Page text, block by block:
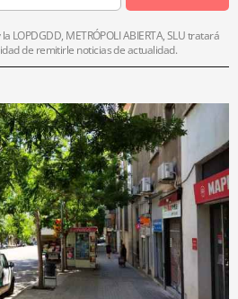
LOPDGDD, METRÓPOLI ABIERTA, SLU tratará
de remitirle noticias de actualidad.